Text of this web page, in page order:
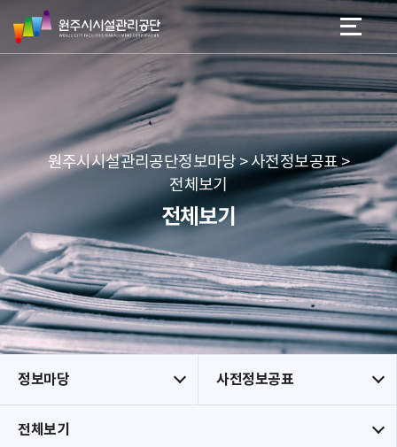
네
본문 바로가기
메뉴 바로가기
원
주
시
리
공
단
원주시시설관리공단정보마당 > 사전정보공표 >
전체보기
전체보기
정보마당 사전정보공표
전체보기